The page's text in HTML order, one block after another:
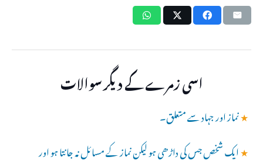
اسی زمرے کے دیگر سوالات
★نماز اور جہاد سے متعلق۔
★ایک شخص جس کی داڑھی ہو لیکن نماز کے مسائل نہ جانتا ہو اور